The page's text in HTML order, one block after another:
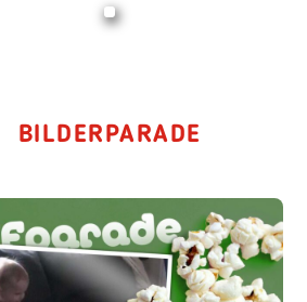
BILDERPARADE